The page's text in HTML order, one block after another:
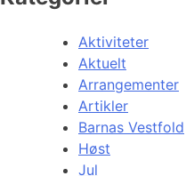
Aktiviteter
Aktuelt
Arrangementer
Artikler
Barnas Vestfold
Høst
Jul